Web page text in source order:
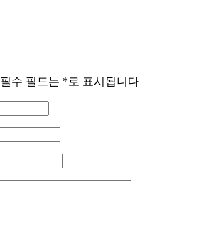
필수 필드는 *로 표시됩니다